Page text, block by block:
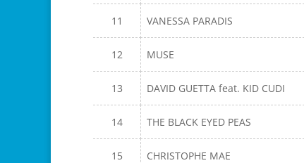
11 VANESSA PARADIS
12 MUSE
13 DAVID GUETTA feat. KID CUDI
14 THE BLACK EYED PEAS
15 CHRISTOPHE MAE